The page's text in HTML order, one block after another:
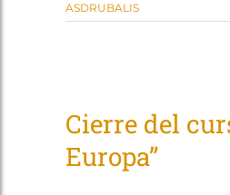
ASDRUBALIS
Cierre del
Europa”